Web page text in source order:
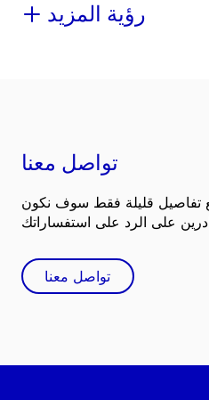
رؤية المزيد
تواصل معنا
تفاصيل قليلة فقط سوف نكون
تواصل معنا